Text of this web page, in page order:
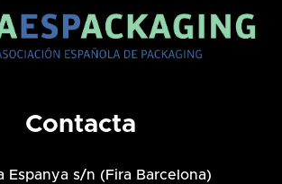
Contacta
Espanya s/n (Fira Barcelona)